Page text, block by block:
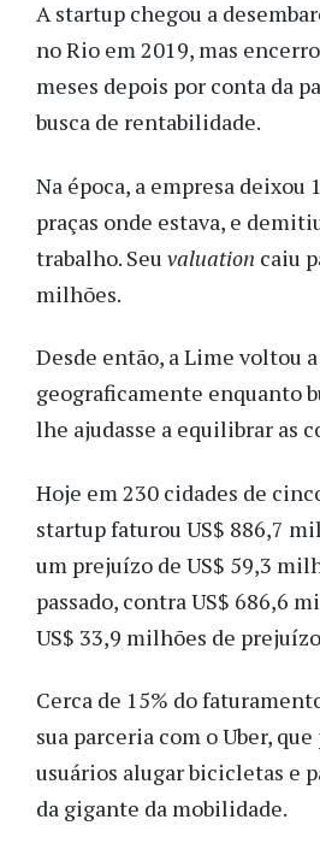
A startup chegou a
no Rio em 2019, mas
meses depois por conta da
busca de rentabilidade.
Na época, a empresa deixou
praças onde estava, e
trabalho. Seu valuation caiu
milhões.
Desde então, a Lime voltou
geograficamente enquanto
lhe ajudasse a equilibrar as
Hoje em 230 cidades de
startup faturou US$ 886,7
um prejuízo de US$ 59,3
passado, contra US$ 686,6
US$ 33,9 milhões de
Cerca de 15% do
sua parceria com o Uber,
usuários alugar bicicletas e
da gigante da mobilidade.